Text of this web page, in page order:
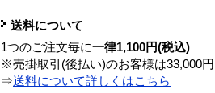
送料について
1つのご注文毎に一律1,100円(税込)
※売掛取引(後払い)のお客様は33,000
⇒送料について詳しくはこちら